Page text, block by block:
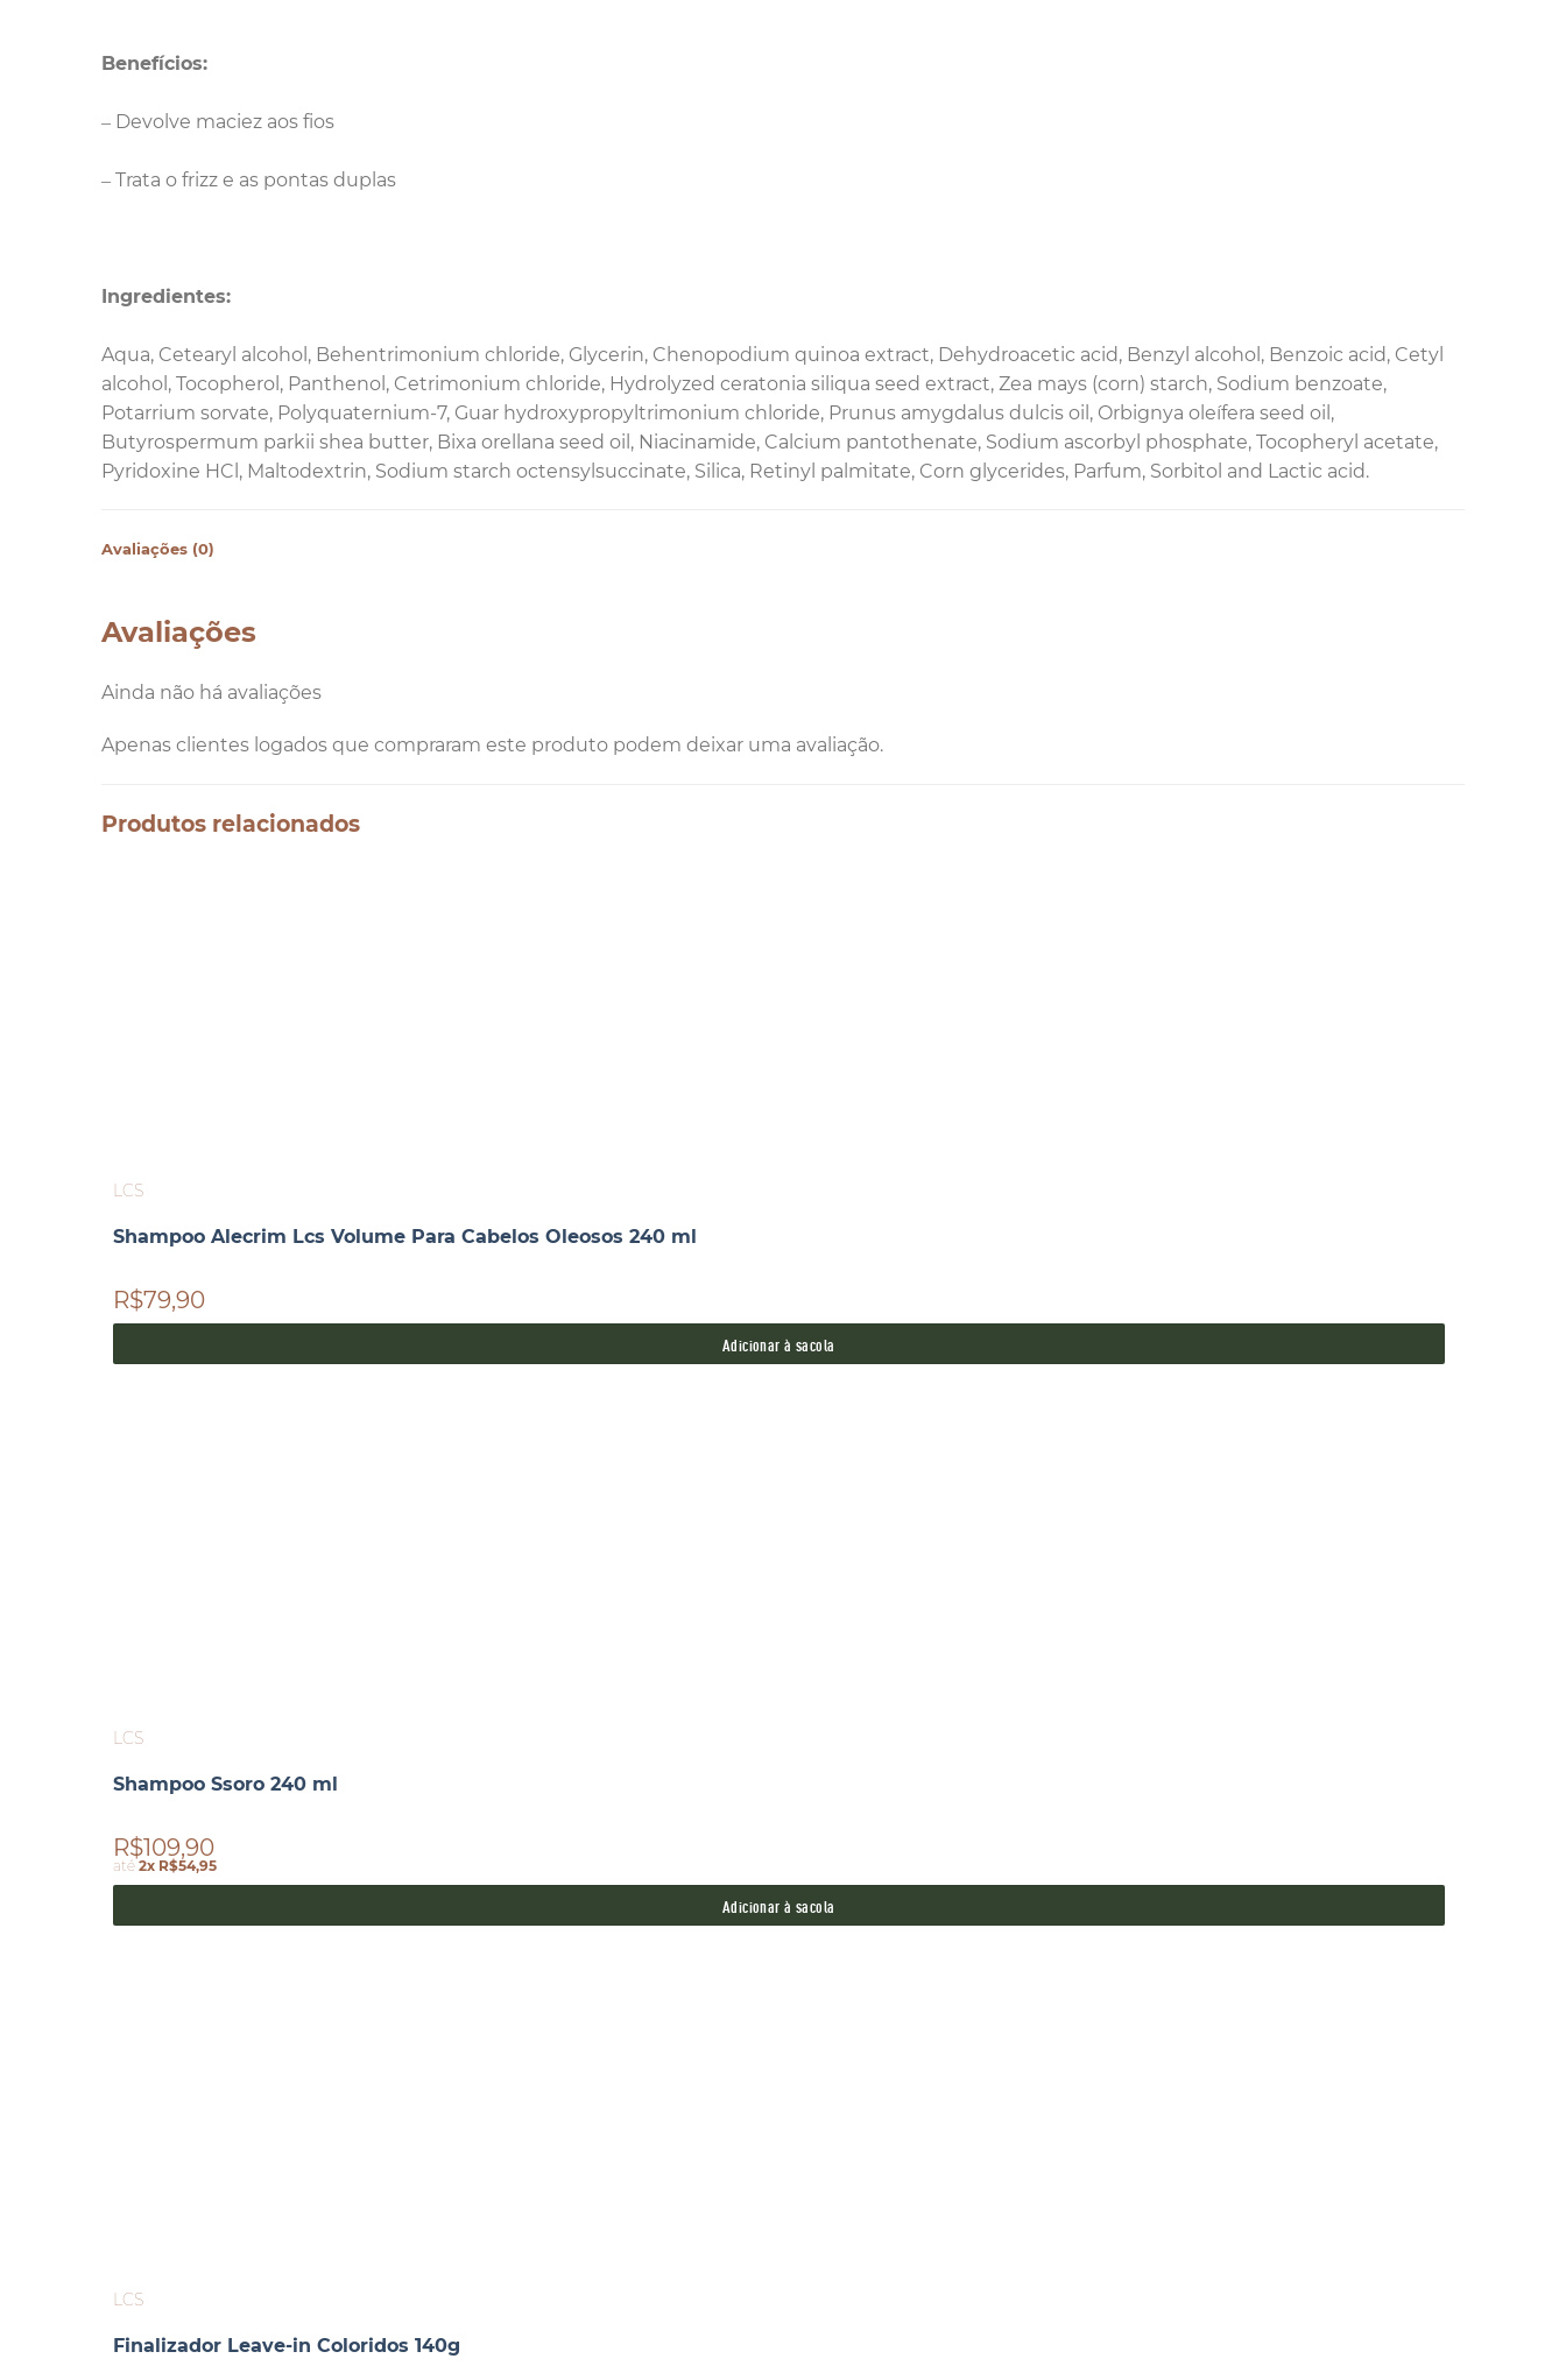
Benefícios:
– Devolve maciez aos fios
– Trata o frizz e as pontas duplas
Ingredientes:
Aqua, Cetearyl alcohol, Behentrimonium chloride, Glycerin, Chenopodium quinoa extract, Dehydroacetic acid, Benzyl alcohol, Benzoic acid, Cetyl
alcohol, Tocopherol, Panthenol, Cetrimonium chloride, Hydrolyzed ceratonia siliqua seed extract, Zea mays (corn) starch, Sodium benzoate,
Potarrium sorvate, Polyquaternium-7, Guar hydroxypropyltrimonium chloride, Prunus amygdalus dulcis oil, Orbignya oleífera seed oil,
Butyrospermum parkii shea butter, Bixa orellana seed oil, Niacinamide, Calcium pantothenate, Sodium ascorbyl phosphate, Tocopheryl acetate,
Pyridoxine HCl, Maltodextrin, Sodium starch octensylsuccinate, Silica, Retinyl palmitate, Corn glycerides, Parfum, Sorbitol and Lactic acid.
Avaliações (0)
Avaliações
Ainda não há avaliações
Apenas clientes logados que compraram este produto podem deixar uma avaliação.
Produtos relacionados
LCS
Shampoo Alecrim Lcs Volume Para Cabelos Oleosos 240 ml
R$79,90
Adicionar à sacola
LCS
Shampoo Ssoro 240 ml
R$109,90
até2x R$54,95
Adicionar à sacola
LCS
Finalizador Leave-in Coloridos 140g